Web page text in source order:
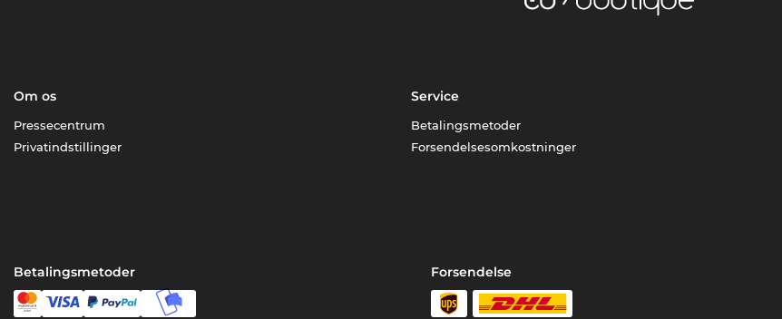
Om os
Pressecentrum
Privatindstillinger
Service
Betalingsmetoder
Forsendelsesomkostninger
Betalingsmetoder Forsendelse